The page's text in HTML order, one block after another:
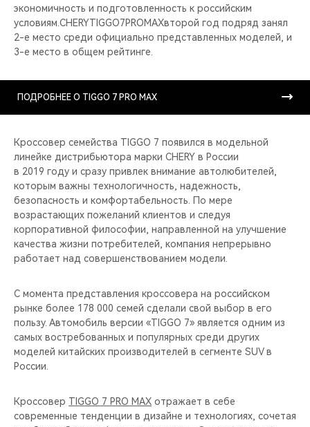
экономичность и подготовленность к российским
условиям.CHERYTIGGO7PROMAXвторой год подряд занял
2-е место среди официально представленных моделей, и
3-е место в общем рейтинге.
ПОДРОБНЕЕ О TIGGO 7 PRO MAX
Кроссовер семейства TIGGO 7 появился в модельной
линейке дистрибьютора марки CHERY в России
в 2019 году и сразу привлек внимание автолюбителей,
которым важны технологичность, надежность,
безопасность и комфортабельность. По мере
возрастающих пожеланий клиентов и следуя
корпоративной философии, направленной на улучшение
качества жизни потребителей, компания непрерывно
работает над совершенствованием модели.
C момента представления кроссовера на российском
рынке более 178 000 семей сделали свой выбор в его
пользу. Автомобиль версии «TIGGO 7» является одним из
самых востребованных и популярных среди других
моделей китайских производителей в сегменте SUV в
России.
Кроссовер TIGGO 7 PRO MAX отражает в себе
современные тенденции в дизайне и технологиях, сочетая